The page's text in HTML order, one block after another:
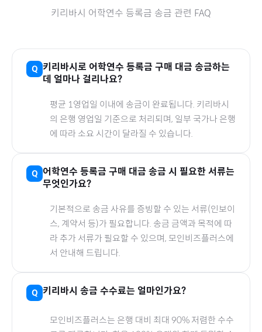
키리바시 어학연수 등록금 송금 관련 FAQ
키리바시 로 어학연수 등록금 구매 대금 송금하는
데 얼마나 걸리나요?
평균 1영업일 이내에 송금이 완료됩니다. 키리바시
의 은행 영업일 기준으로 처리되며, 일부 국가나 은행
에 따라 소요 시간이 달라질 수 있습니다.
어학연수 등록금 구매 대금 송금 시 필요한 서류는
무엇인가요?
기본적으로 송금 사유를 증빙할 수 있는 서류(인보이
스, 계약서 등)가 필요합니다. 송금 금액과 목적에 따
라 추가 서류가 필요할 수 있으며, 모인비즈플러스에
서 안내해 드립니다.
키리바시 송금 수수료는 얼마인가요?
모인비즈플러스는 은행 대비 최대 90% 저렴한 수수